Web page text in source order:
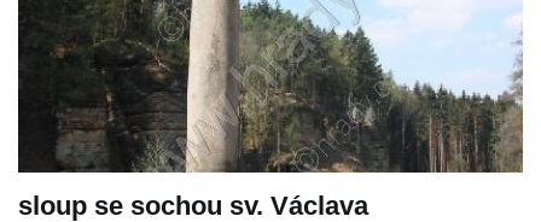
sloup se sochou sv. Václava